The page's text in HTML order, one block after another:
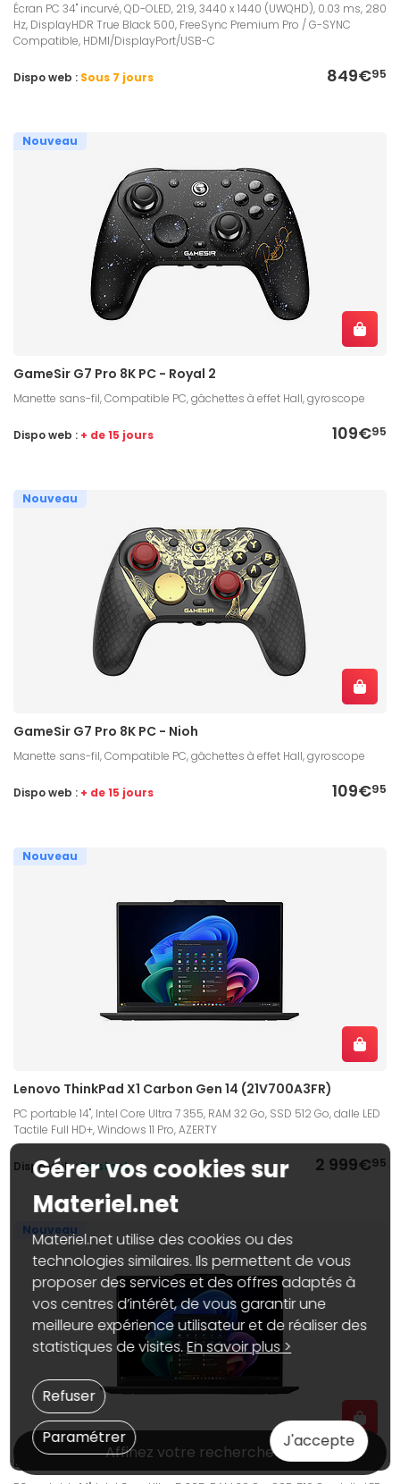
Écran PC 34" incurvé, QD-OLED, 21:9, 3440 x 1440 (UWQHD), 0.03 ms, 280
Hz, DisplayHDR True Black 500, FreeSync Premium Pro / G-SYNC
Compatible, HDMI/DisplayPort/USB-C
849€95
Dispo web : Sous 7 jours
Nouveau
GameSir G7 Pro 8K PC - Royal 2
Manette sans-fil, Compatible PC, gâchettes à effet Hall, gyroscope
109€95
Dispo web : + de 15 jours
Nouveau
GameSir G7 Pro 8K PC - Nioh
Manette sans-fil, Compatible PC, gâchettes à effet Hall, gyroscope
109€95
Dispo web : + de 15 jours
Nouveau
Lenovo ThinkPad X1 Carbon Gen 14 (21V700A3FR)
PC portable 14", Intel Core Ultra 7 355, RAM 32 Go, SSD 512 Go, dalle LED
Tactile Full HD+, Windows 11 Pro, AZERTY
2 999€95
Dispo web :En stock
Nouveau
Lenovo ThinkPad X1 Carbon Gen 14 (21V700A1FR)
Affinez votre recherche
Gérer vos cookies sur
Materiel.net
Materiel.net utilise des cookies ou des
technologies similaires. Ils permettent de vous
proposer des services et des offres adaptés à
vos centres d’intérêt, de vous garantir une
meilleure expérience utilisateur et de réaliser des
statistiques de visites.En savoir plus >
J'accepte
Paramétrer
Refuser